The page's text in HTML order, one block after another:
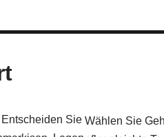
Sie Wählen Sie